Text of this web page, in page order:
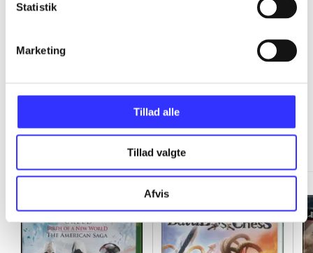
Statistik
Marketing
Tillad alle
Tillad valgte
Afvis
Minder om